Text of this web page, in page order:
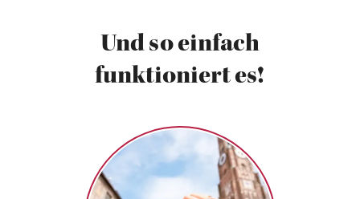
Und so einfach
funktioniert es!